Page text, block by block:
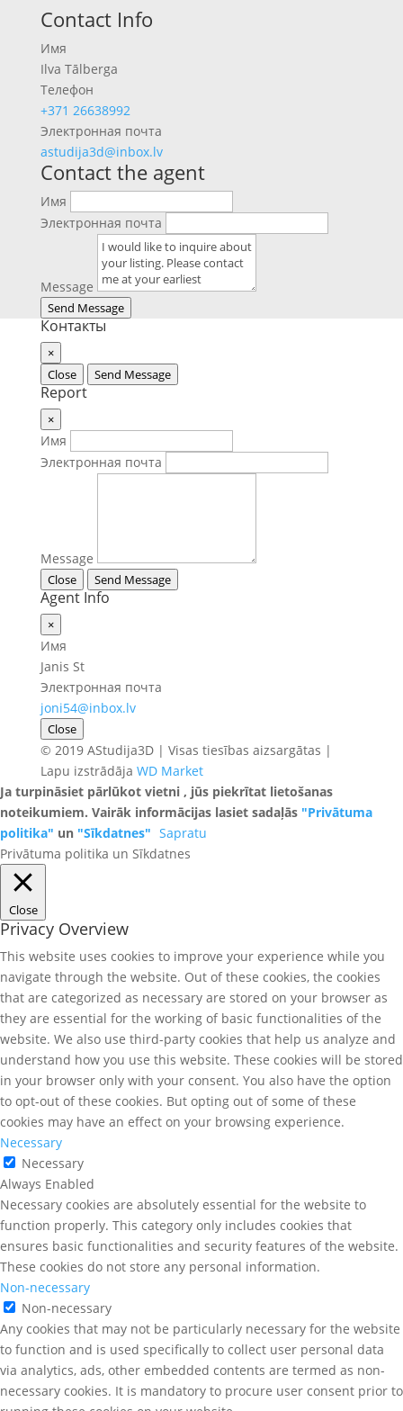
Previous
Next
Contact Info
Имя
Ilva Tālberga
Телефон
+371 26638992
Электронная почта
astudija3d@inbox.lv
Contact the agent
Имя
Электронная почта
Message
Send Message
Контакты
×
Close
Send Message
Report
×
Имя
Электронная почта
Message
Close Send Message
Agent Info
×
Имя
Janis St
Электронная почта
joni54@inbox.lv
Close
© 2019 AStudija3D | Visas tiesības aizsargātas |
Lapu izstrādāja WD Market
Ja turpināsiet pārlūkot vietni , jūs piekrītat lietošanas
noteikumiem. Vairāk informācijas lasiet sadaļās "Privātuma
politika" un "Sīkdatnes" Sapratu
Privātuma politika un Sīkdatnes
Close
Privacy Overview
This website uses cookies to improve your experience while you
navigate through the website. Out of these cookies, the cookies
that are categorized as necessary are stored on your browser as
they are essential for the working of basic functionalities of the
website. We also use third-party cookies that help us analyze and
understand how you use this website. These cookies will be stored
in your browser only with your consent. You also have the option
to opt-out of these cookies. But opting out of some of these
cookies may have an effect on your browsing experience.
Necessary
Necessary
Always Enabled
Necessary cookies are absolutely essential for the website to
function properly. This category only includes cookies that
ensures basic functionalities and security features of the website.
These cookies do not store any personal information.
Non-necessary
Non-necessary
Any cookies that may not be particularly necessary for the website
to function and is used specifically to collect user personal data
via analytics, ads, other embedded contents are termed as non-
necessary cookies. It is mandatory to procure user consent prior to